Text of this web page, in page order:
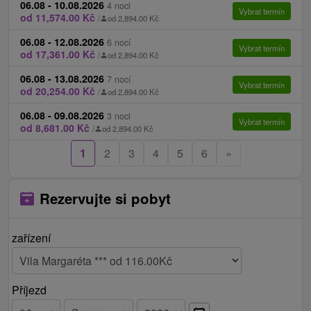
děti
Děti do 2,99 let bez nároku na ubytování a
stravování zdarma.
Dětská postýlka zdarma na vyžádání.
Dítě na přistýlce má v ceně ubytování, polopenzi a
celodenní vstupy do vodního, saunového světa a
fitness.
Finská sauna se doporučuje dětem až od 12 let,
parní sauny mohou absolvovat i menší děti již od 4
Platí se na místě při příjezdu na recepci:
daň z ubytování 2 € / osoba / noc
doplatek patulin na úrovni 10 € / pokoj / noc
06.08 - 10.08.2026 4 noci
od 11,574.00 Kč / od 2,894.00 Kč
Vybrat termín
06.08 - 12.08.2026 6 nocí
od 17,361.00 Kč / od 2,894.00 Kč
Vybrat termín
06.08 - 13.08.2026 7 nocí
od 20,254.00 Kč / od 2,894.00 Kč
Vybrat termín
06.08 - 09.08.2026 3 noci
od 8,681.00 Kč / od 2,894.00 Kč
Vybrat termín
1 2 3 4 5 6 »
Rezervujte si pobyt
zařízení
Příjezd